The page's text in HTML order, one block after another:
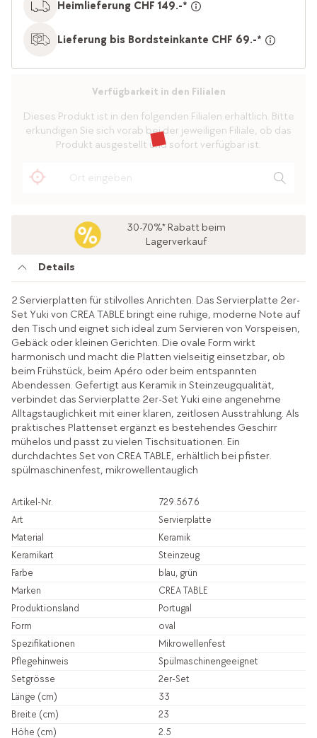
Heimlieferung CHF 149.-*
Lieferung bis Bordsteinkante CHF 69.-*
Verfügbarkeit in den Filialen
Dieses Produkt ist in den folgenden Filialen erhältlich. Bitte
erkundigen Sie sich vorab bei der jeweiligen Filiale, ob das
Produkt ausgestellt und sofort verfügbar ist.
30-70%* Rabatt beim
Lagerverkauf
Details
2 Servierplatten für stilvolles Anrichten. Das Servierplatte 2er-
Set Yuki von CREA TABLE bringt eine ruhige, moderne Note auf
den Tisch und eignet sich ideal zum Servieren von Vorspeisen,
Gebäck oder kleinen Gerichten. Die ovale Form wirkt
harmonisch und macht die Platten vielseitig einsetzbar, ob
beim Frühstück, beim Apéro oder beim entspannten
Abendessen. Gefertigt aus Keramik in Steinzeugqualität,
verbindet das Servierplatte 2er-Set Yuki eine angenehme
Alltagstauglichkeit mit einer klaren, zeitlosen Ausstrahlung. Als
praktisches Plattenset ergänzt es bestehendes Geschirr
mühelos und passt zu vielen Tischsituationen. Ein
durchdachtes Set von CREA TABLE, erhältlich bei pfister.
spülmaschinenfest, mikrowellentauglich
Artikel-Nr.
729.567.6
Art
Servierplatte
Material
Keramik
Keramikart
Steinzeug
Farbe
blau, grün
Marken
CREA TABLE
Produktionsland
Portugal
Form
oval
Spezifikationen
Mikrowellenfest
Pflegehinweis
Spülmaschinengeeignet
Setgrösse
2er-Set
Länge (cm)
33
Breite (cm)
23
Höhe (cm)
2.5